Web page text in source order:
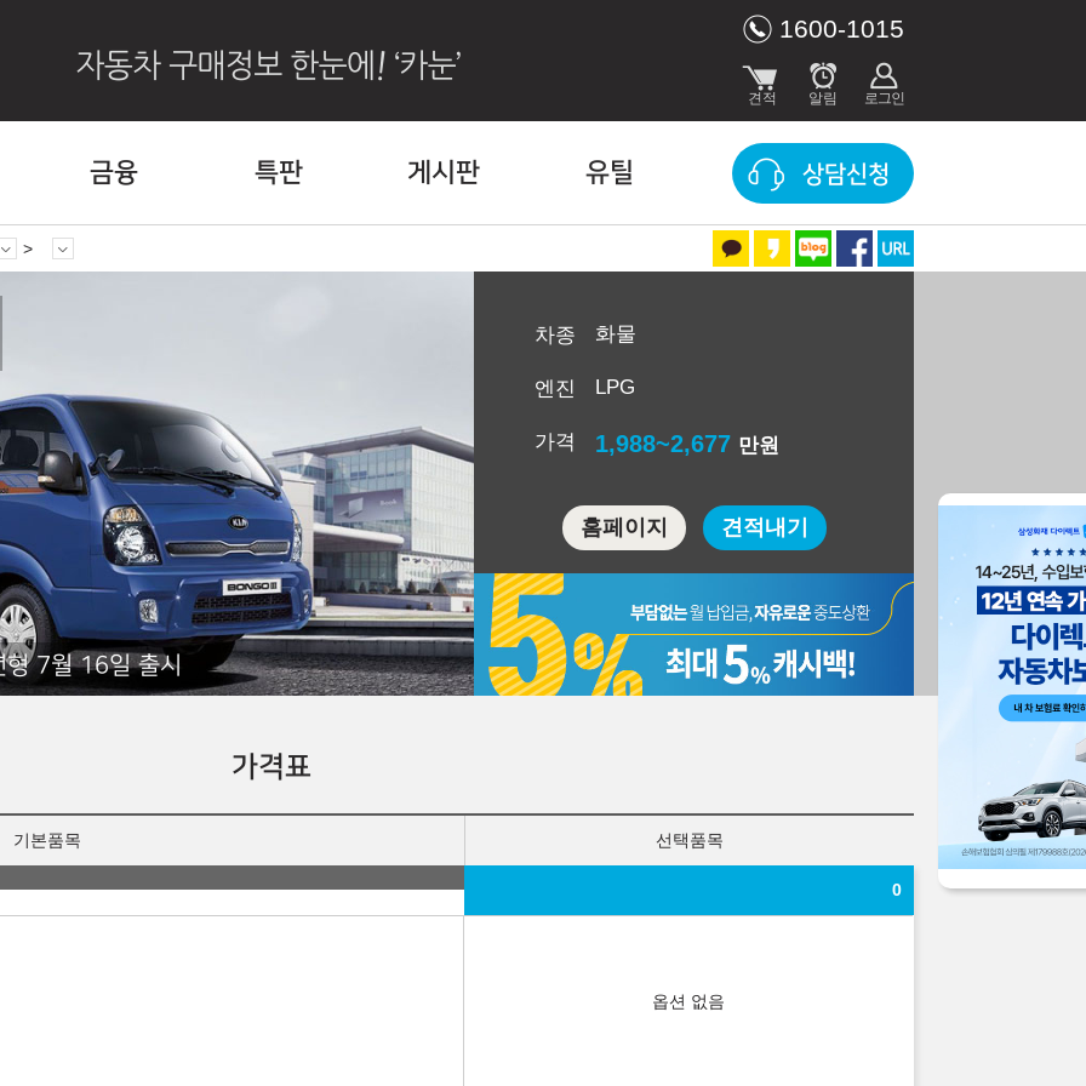
1600-1015
금융 특판 게시판 유틸 상담신청
7월 16일 출시
차종 화물
엔진 LPG
가격 1,988~2,677 만원
홈페이지 견적내기
가격표
기본품목 선택품목
0
옵션 없음